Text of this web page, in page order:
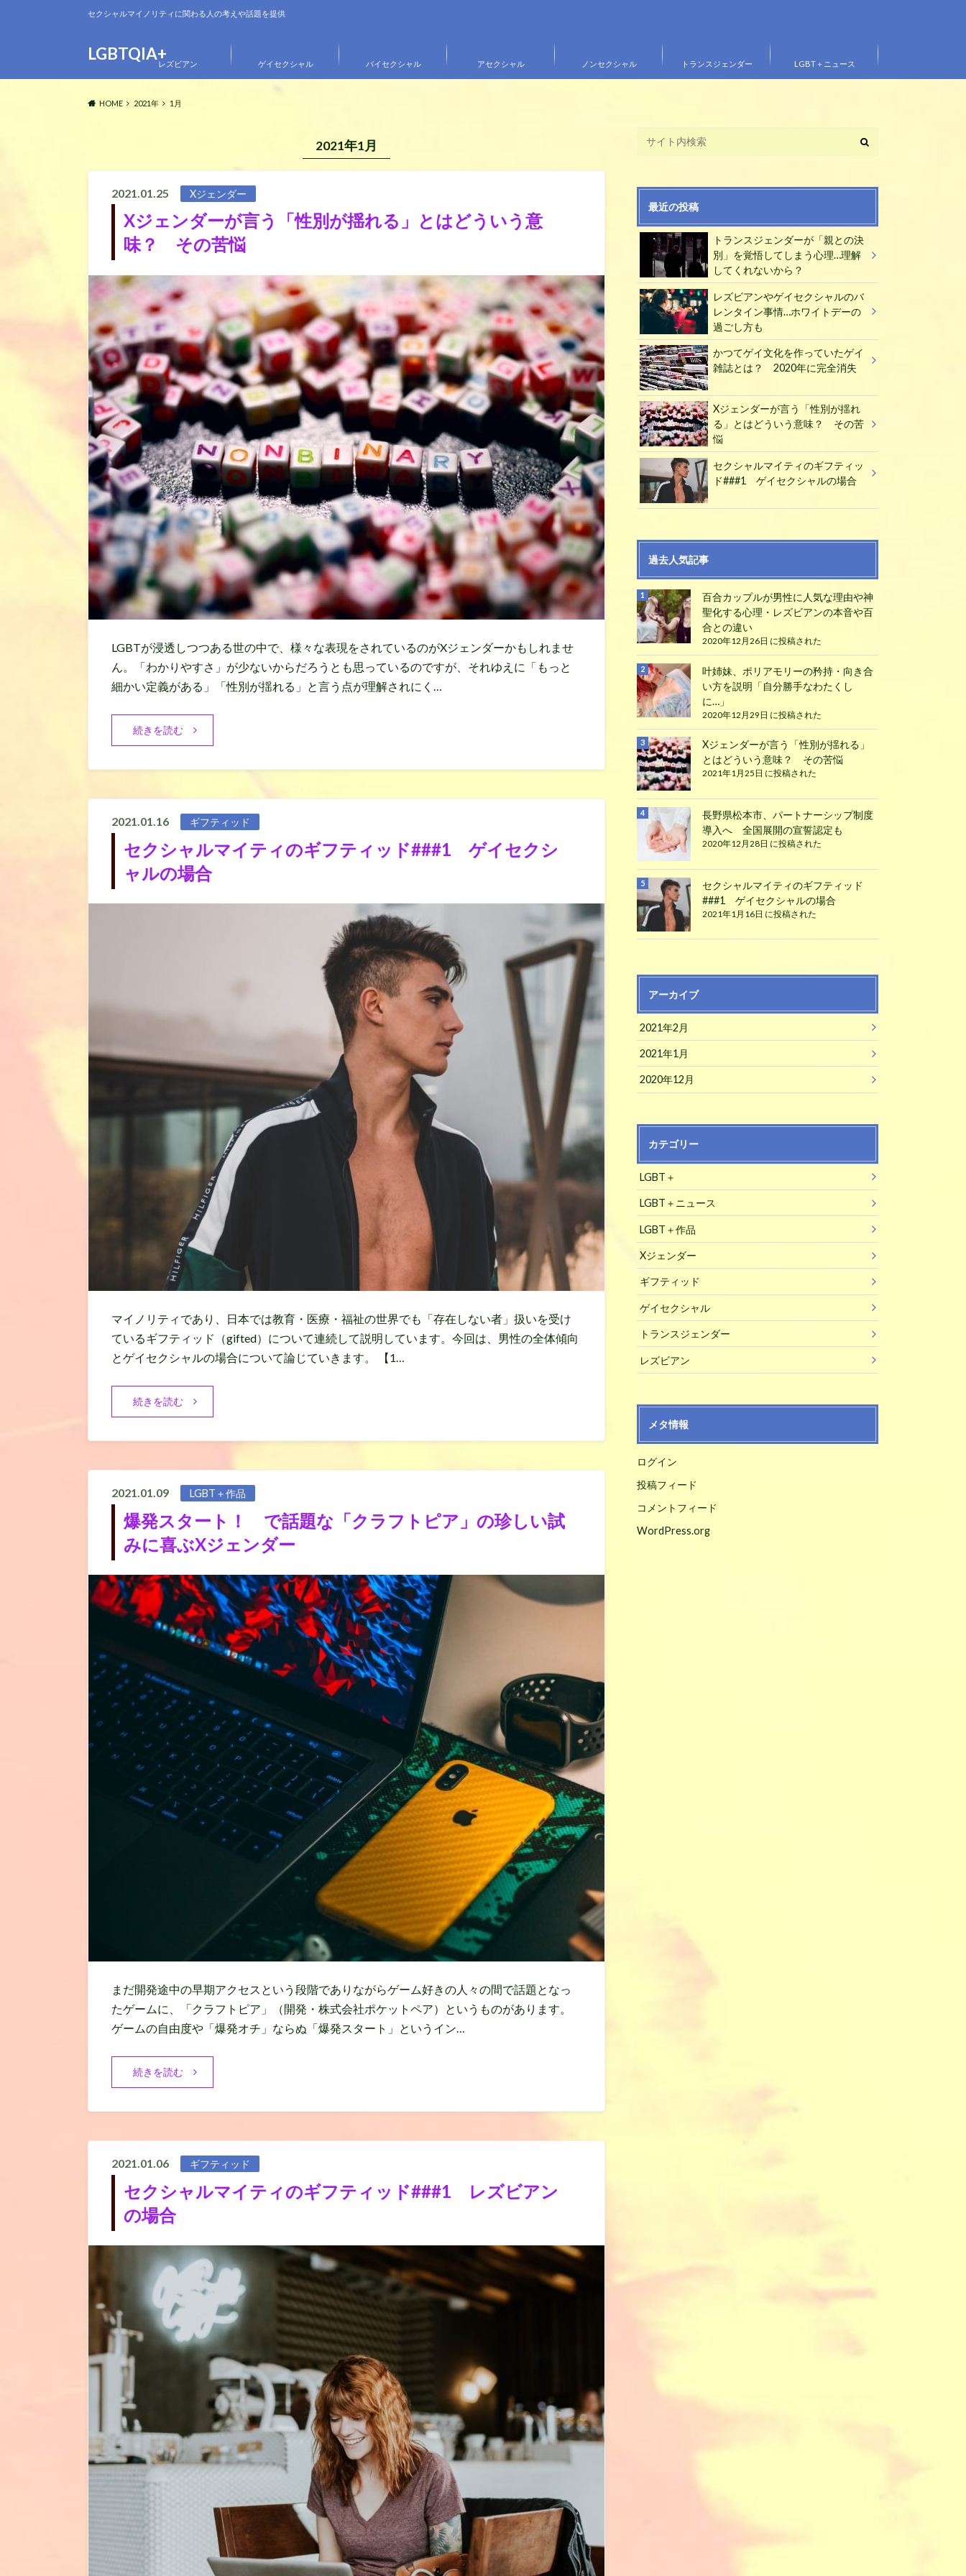
LGBTQIA+
セクシャルマイノリティに関わる人の考えや話題を提供
レズビアン ゲイセクシャル バイセクシャル アセクシャル ノンセクシャル トランスジェンダー LGBT＋ニュース
HOME 2021年 1月
2021年1月
2021.01.25 Xジェンダー
Xジェンダーが言う「性別が揺れる」とはどういう意
味？ その苦悩
LGBTが浸透しつつある世の中で、様々な表現をされているのがXジェンダーかもしれませ
ん。「わかりやすさ」が少ないからだろうとも思っているのですが、それゆえに「もっと
細かい定義がある」「性別が揺れる」と言う点が理解されにく…
続きを読む
2021.01.16 ギフティッド
セクシャルマイティのギフティッド###1 ゲイセクシ
ャルの場合
マイノリティであり、日本では教育・医療・福祉の世界でも「存在しない者」扱いを受け
ているギフティッド（gifted）について連続して説明しています。今回は、男性の全体傾向
とゲイセクシャルの場合について論じていきます。 【1…
続きを読む
2021.01.09 LGBT＋作品
爆発スタート！ で話題な「クラフトピア」の珍しい試
みに喜ぶXジェンダー
まだ開発途中の早期アクセスという段階でありながらゲーム好きの人々の間で話題となっ
たゲームに、「クラフトピア」（開発・株式会社ポケットペア）というものがあります。
ゲームの自由度や「爆発オチ」ならぬ「爆発スタート」というイン…
続きを読む
2021.01.06 ギフティッド
セクシャルマイティのギフティッド###1 レズビアン
の場合
最近の投稿
トランスジェンダーが「親との決
別」を覚悟してしまう心理…理解
してくれないから？
レズビアンやゲイセクシャルのバ
レンタイン事情…ホワイトデーの
過ごし方も
かつてゲイ文化を作っていたゲイ
雑誌とは？ 2020年に完全消失
Xジェンダーが言う「性別が揺れ
る」とはどういう意味？ その苦
悩
セクシャルマイティのギフティッ
ド###1 ゲイセクシャルの場合
過去人気記事
百合カップルが男性に人気な理由や神
聖化する心理・レズビアンの本音や百
合との違い
2020年12月26日 に投稿された
叶姉妹、ポリアモリーの矜持・向き合
い方を説明「自分勝手なわたくし
に…」
2020年12月29日 に投稿された
Xジェンダーが言う「性別が揺れる」
とはどういう意味？ その苦悩
2021年1月25日 に投稿された
長野県松本市、パートナーシップ制度
導入へ 全国展開の宣誓認定も
2020年12月28日 に投稿された
セクシャルマイティのギフティッド
###1 ゲイセクシャルの場合
2021年1月16日 に投稿された
アーカイブ
2021年2月
2021年1月
2020年12月
カテゴリー
LGBT＋
LGBT＋ニュース
LGBT＋作品
Xジェンダー
ギフティッド
ゲイセクシャル
トランスジェンダー
レズビアン
メタ情報
ログイン
投稿フィード
コメントフィード
WordPress.org